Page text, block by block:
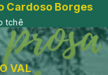
Cardoso Borges
tchê
VAL